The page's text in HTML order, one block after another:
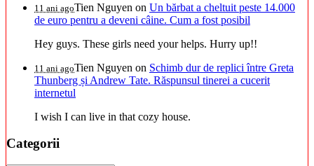
11 ani agoTien Nguyen on Un bărbat a cheltuit peste 14.000
de euro pentru a deveni câine. Cum a fost posibil
Hey guys. These girls need your helps. Hurry up!!
11 ani agoTien Nguyen on Schimb dur de replici între Greta
Thunberg și Andrew Tate. Răspunsul tinerei a cucerit
internetul
I wish I can live in that cozy house.
Categorii